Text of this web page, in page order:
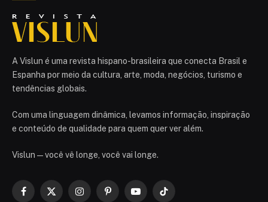
A Vislun é uma revista hispano-brasileira que conecta Brasil e
Espanha por meio da cultura, arte, moda, negócios, turismo e
tendências globais.
Com uma linguagem dinâmica, levamos informação, inspiração
e conteúdo de qualidade para quem quer ver além.
Vislun — você vê longe, você vai longe.
Facebook
X
InstagramPinterestYouTubeTikTok